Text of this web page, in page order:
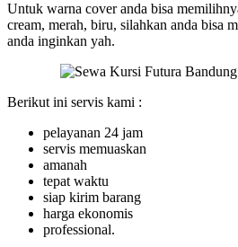
Untuk warna cover anda bisa
cream, merah, biru, silahkan anda bisa
anda inginkan yah.
Berikut ini servis kami :
pelayanan 24 jam
servis memuaskan
amanah
tepat waktu
siap kirim barang
harga ekonomis
professional.